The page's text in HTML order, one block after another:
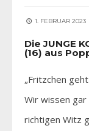
1. FEBRUAR 2023
Die JUNGE
(16) aus
„Fritzchen
Wir wissen
richtigen Witz